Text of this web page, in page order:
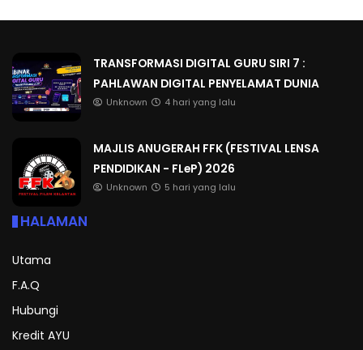
TRANSFORMASI DIGITAL GURU SIRI 7 :
PAHLAWAN DIGITAL PENYELAMAT DUNIA
Unknown 4 hari yang lalu
MAJLIS ANUGERAH FFK (FESTIVAL LENSA
PENDIDIKAN - FLeP) 2026
Unknown 5 hari yang lalu
HALAMAN
Utama
F.A.Q
Hubungi
Kredit AYU